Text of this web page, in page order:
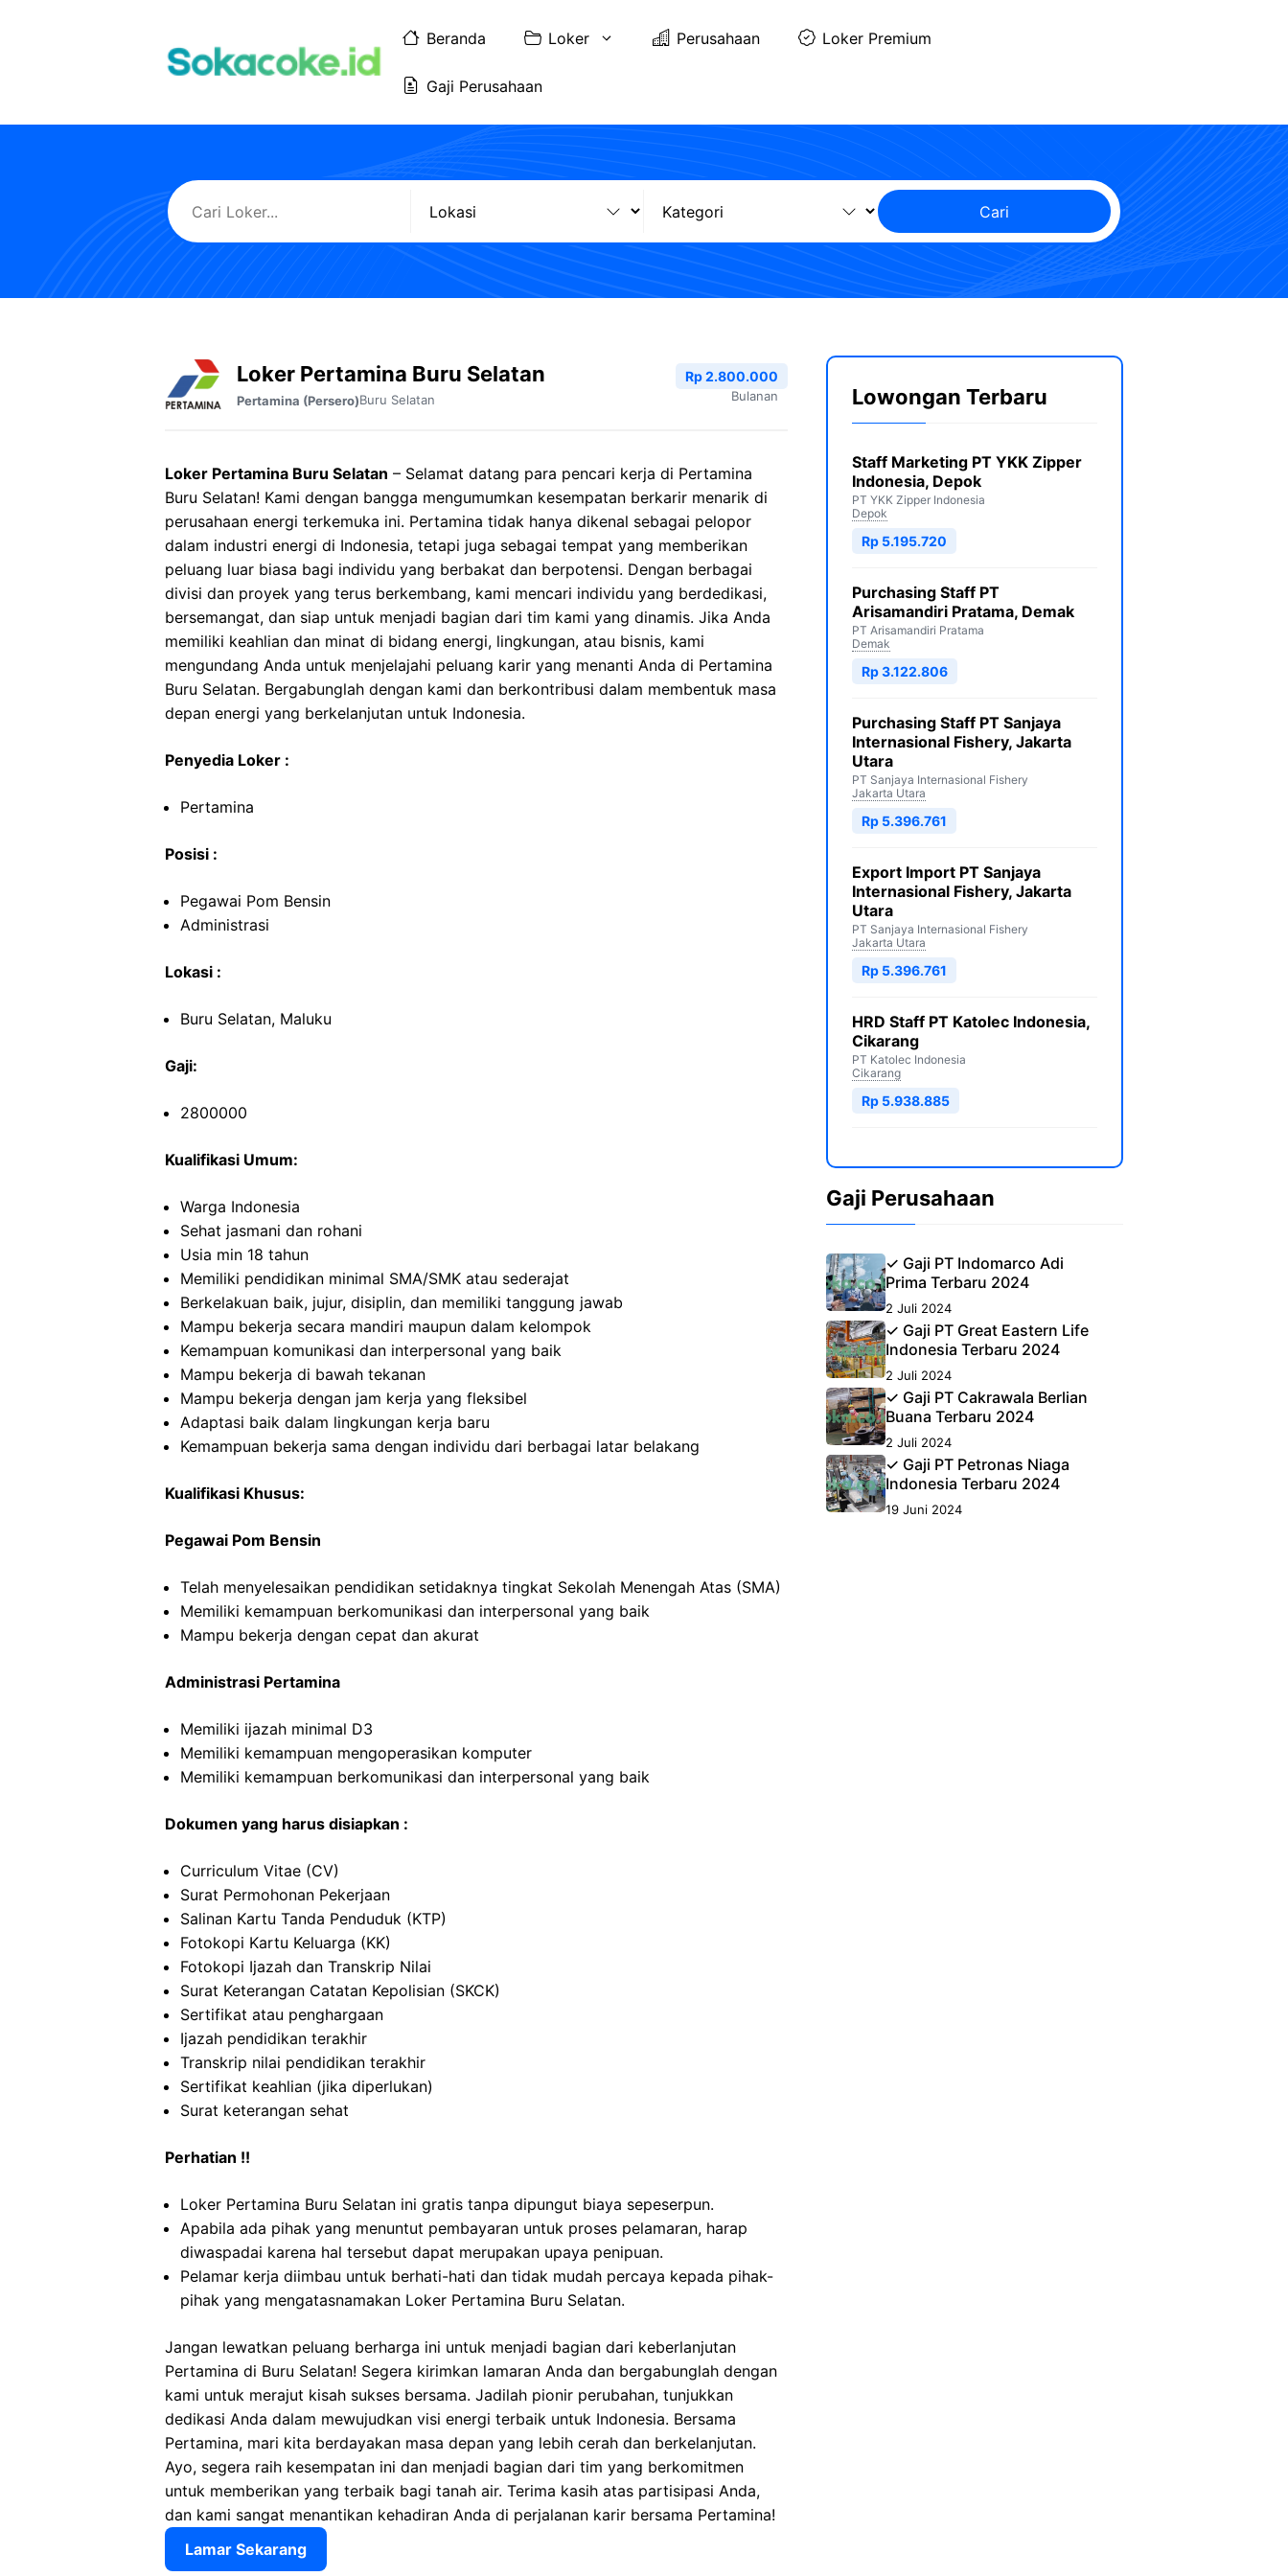
Beranda Loker Perusahaan Loker Premium
Gaji Perusahaan
Cari
Loker Pertamina Buru Selatan
Pertamina (Persero)Buru Selatan
Rp 2.800.000
Bulanan
Loker Pertamina Buru Selatan – Selamat datang para pencari kerja di Pertamina
Buru Selatan! Kami dengan bangga mengumumkan kesempatan berkarir menarik di
perusahaan energi terkemuka ini. Pertamina tidak hanya dikenal sebagai pelopor
dalam industri energi di Indonesia, tetapi juga sebagai tempat yang memberikan
peluang luar biasa bagi individu yang berbakat dan berpotensi. Dengan berbagai
divisi dan proyek yang terus berkembang, kami mencari individu yang berdedikasi,
bersemangat, dan siap untuk menjadi bagian dari tim kami yang dinamis. Jika Anda
memiliki keahlian dan minat di bidang energi, lingkungan, atau bisnis, kami
mengundang Anda untuk menjelajahi peluang karir yang menanti Anda di Pertamina
Buru Selatan. Bergabunglah dengan kami dan berkontribusi dalam membentuk masa
depan energi yang berkelanjutan untuk Indonesia.
Penyedia Loker :
Pertamina
Posisi :
Pegawai Pom Bensin
Administrasi
Lokasi :
Buru Selatan, Maluku
Gaji:
2800000
Kualifikasi Umum:
Warga Indonesia
Sehat jasmani dan rohani
Usia min 18 tahun
Memiliki pendidikan minimal SMA/SMK atau sederajat
Berkelakuan baik, jujur, disiplin, dan memiliki tanggung jawab
Mampu bekerja secara mandiri maupun dalam kelompok
Kemampuan komunikasi dan interpersonal yang baik
Mampu bekerja di bawah tekanan
Mampu bekerja dengan jam kerja yang fleksibel
Adaptasi baik dalam lingkungan kerja baru
Kemampuan bekerja sama dengan individu dari berbagai latar belakang
Kualifikasi Khusus:
Pegawai Pom Bensin
Telah menyelesaikan pendidikan setidaknya tingkat Sekolah Menengah Atas (SMA)
Memiliki kemampuan berkomunikasi dan interpersonal yang baik
Mampu bekerja dengan cepat dan akurat
Administrasi Pertamina
Memiliki ijazah minimal D3
Memiliki kemampuan mengoperasikan komputer
Memiliki kemampuan berkomunikasi dan interpersonal yang baik
Dokumen yang harus disiapkan :
Curriculum Vitae (CV)
Surat Permohonan Pekerjaan
Salinan Kartu Tanda Penduduk (KTP)
Fotokopi Kartu Keluarga (KK)
Fotokopi Ijazah dan Transkrip Nilai
Surat Keterangan Catatan Kepolisian (SKCK)
Sertifikat atau penghargaan
Ijazah pendidikan terakhir
Transkrip nilai pendidikan terakhir
Sertifikat keahlian (jika diperlukan)
Surat keterangan sehat
Perhatian !!
Loker Pertamina Buru Selatan ini gratis tanpa dipungut biaya sepeserpun.
Apabila ada pihak yang menuntut pembayaran untuk proses pelamaran, harap
diwaspadai karena hal tersebut dapat merupakan upaya penipuan.
Pelamar kerja diimbau untuk berhati-hati dan tidak mudah percaya kepada pihak-
pihak yang mengatasnamakan Loker Pertamina Buru Selatan.
Jangan lewatkan peluang berharga ini untuk menjadi bagian dari keberlanjutan
Pertamina di Buru Selatan! Segera kirimkan lamaran Anda dan bergabunglah dengan
kami untuk merajut kisah sukses bersama. Jadilah pionir perubahan, tunjukkan
dedikasi Anda dalam mewujudkan visi energi terbaik untuk Indonesia. Bersama
Pertamina, mari kita berdayakan masa depan yang lebih cerah dan berkelanjutan.
Ayo, segera raih kesempatan ini dan menjadi bagian dari tim yang berkomitmen
untuk memberikan yang terbaik bagi tanah air. Terima kasih atas partisipasi Anda,
dan kami sangat menantikan kehadiran Anda di perjalanan karir bersama Pertamina!
Lamar Sekarang
Lowongan Terbaru
Staff Marketing PT YKK Zipper
Indonesia, Depok
PT YKK Zipper Indonesia
Depok
Rp 5.195.720
Purchasing Staff PT
Arisamandiri Pratama, Demak
PT Arisamandiri Pratama
Demak
Rp 3.122.806
Purchasing Staff PT Sanjaya
Internasional Fishery, Jakarta
Utara
PT Sanjaya Internasional Fishery
Jakarta Utara
Rp 5.396.761
Export Import PT Sanjaya
Internasional Fishery, Jakarta
Utara
PT Sanjaya Internasional Fishery
Jakarta Utara
Rp 5.396.761
HRD Staff PT Katolec Indonesia,
Cikarang
PT Katolec Indonesia
Cikarang
Rp 5.938.885
Gaji Perusahaan
✓ Gaji PT Indomarco Adi
Prima Terbaru 2024
2 Juli 2024
✓ Gaji PT Great Eastern Life
Indonesia Terbaru 2024
2 Juli 2024
✓ Gaji PT Cakrawala Berlian
Buana Terbaru 2024
2 Juli 2024
✓ Gaji PT Petronas Niaga
Indonesia Terbaru 2024
19 Juni 2024